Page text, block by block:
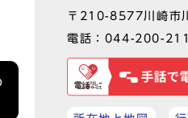
〒210-8577川崎市
電話： 044-200-